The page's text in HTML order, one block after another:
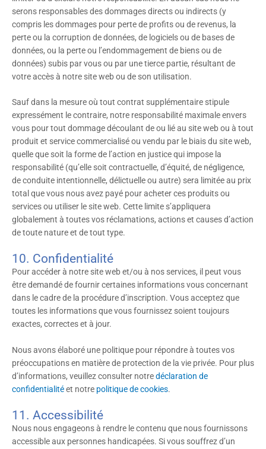
serons responsables des dommages directs ou indirects (y
compris les dommages pour perte de profits ou de revenus, la
perte ou la corruption de données, de logiciels ou de bases de
données, ou la perte ou l’endommagement de biens ou de
données) subis par vous ou par une tierce partie, résultant de
votre accès à notre site web ou de son utilisation.
Sauf dans la mesure où tout contrat supplémentaire stipule
expressément le contraire, notre responsabilité maximale envers
vous pour tout dommage découlant de ou lié au site web ou à tout
produit et service commercialisé ou vendu par le biais du site web,
quelle que soit la forme de l’action en justice qui impose la
responsabilité (qu’elle soit contractuelle, d’équité, de négligence,
de conduite intentionnelle, délictuelle ou autre) sera limitée au prix
total que vous nous avez payé pour acheter ces produits ou
services ou utiliser le site web. Cette limite s’appliquera
globalement à toutes vos réclamations, actions et causes d’action
de toute nature et de tout type.
10. Confidentialité
Pour accéder à notre site web et/ou à nos services, il peut vous
être demandé de fournir certaines informations vous concernant
dans le cadre de la procédure d’inscription. Vous acceptez que
toutes les informations que vous fournissez soient toujours
exactes, correctes et à jour.
Nous avons élaboré une politique pour répondre à toutes vos
préoccupations en matière de protection de la vie privée. Pour plus
d’informations, veuillez consulter notredéclaration de
confidentialitéet notre politique de cookies.
11. Accessibilité
Nous nous engageons à rendre le contenu que nous fournissons
accessible aux personnes handicapées. Si vous souffrez d’un